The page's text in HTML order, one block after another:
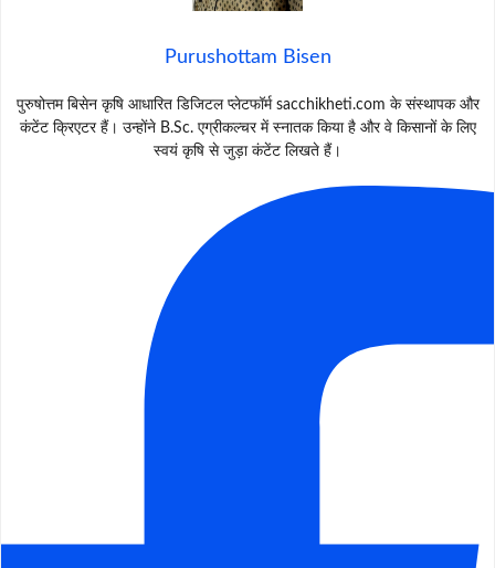
Purushottam Bisen
पुरुषोत्तम बिसेन कृषि आधारित डिजिटल प्लेटफॉर्म sacchikheti.com के संस्थापक और
कंटेंट क्रिएटर हैं। उन्होंने B.Sc. एग्रीकल्चर में स्नातक किया है और वे किसानों के लिए
स्वयं कृषि से जुड़ा कंटेंट लिखते हैं।